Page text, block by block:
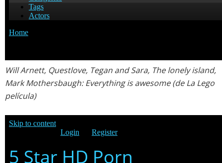
Will Arnett, Questlove, Tegan and Sara, The lonely island,
Mark Mothersbaugh: Everything is awesome (deLa Lego
película)